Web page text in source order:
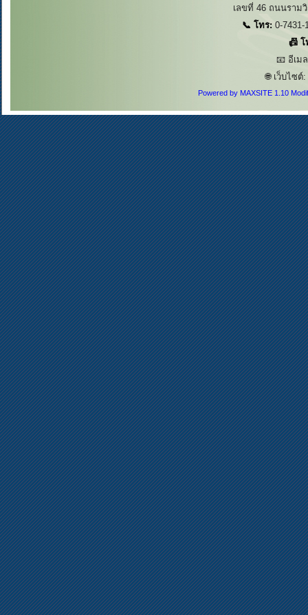
เลขที่ 46 ถนนราม
📞 โทร:0-7431-
📠 โ
📧 อีเม
🌐 เว็บไซต์:
Powered by MAXSITE 1.10